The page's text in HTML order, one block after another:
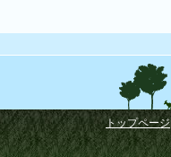
トップページ